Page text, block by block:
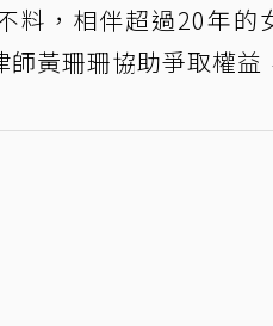
料，相伴超過20年
黃珊珊協助爭取權益